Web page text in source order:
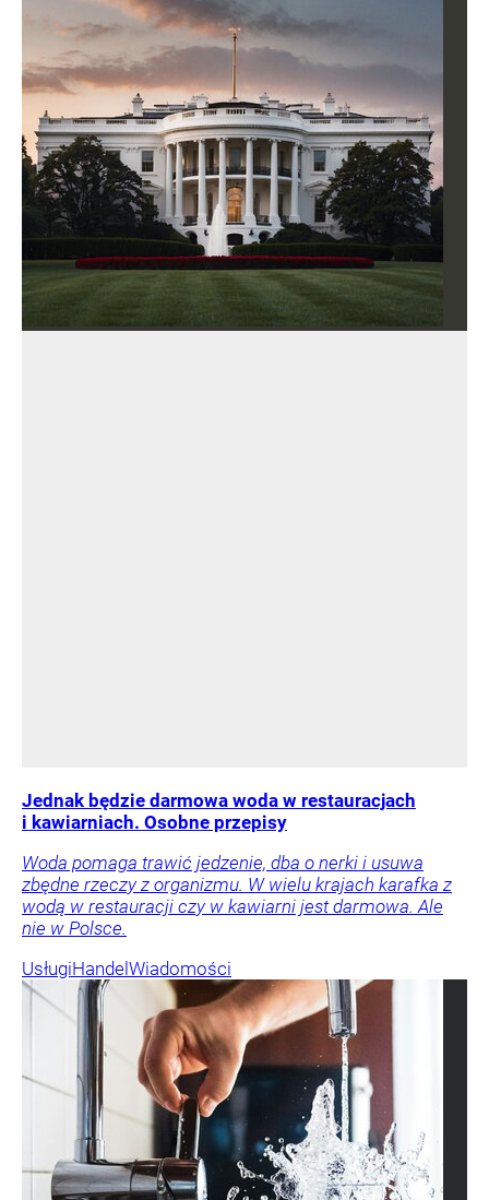
Jednak będzie darmowa woda w restauracjach
i kawiarniach. Osobne przepisy
Woda pomaga trawić jedzenie, dba o nerki i usuwa
zbędne rzeczy z organizmu. W wielu krajach karafka z
wodą w restauracji czy w kawiarni jest darmowa. Ale
nie w Polsce.
UsługiHandel Wiadomości